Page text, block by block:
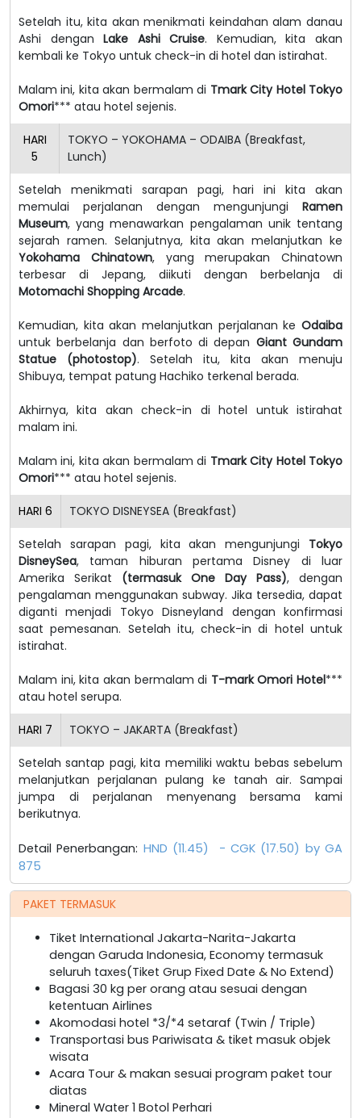
Setelah itu, kita akan menikmati keindahan alam danau
Ashi denganLake Ashi Cruise. Kemudian, kita akan
kembali ke Tokyo untuk check-in di hotel dan istirahat.
Malam ini, kita akan bermalam di Tmark City Hotel Tokyo
Omori*** atau hotel sejenis.
HARI
5
TOKYO – YOKOHAMA – ODAIBA (Breakfast,
Lunch)
Setelah menikmati sarapan pagi, hari ini kita akan
memulai perjalanan dengan mengunjungi Ramen
Museum, yang menawarkan pengalaman unik tentang
sejarah ramen. Selanjutnya, kita akan melanjutkan ke
Yokohama Chinatown, yang merupakan Chinatown
terbesar di Jepang, diikuti dengan berbelanja di
Motomachi Shopping Arcade.
Kemudian, kita akan melanjutkan perjalanan ke Odaiba
untuk berbelanja dan berfoto di depan Giant Gundam
Statue
(photostop). Setelah itu, kita akan menuju
Shibuya, tempat patung Hachiko terkenal berada.
Akhirnya, kita akan check-in di hotel untuk istirahat
malam ini.
Malam ini, kita akan bermalam di Tmark City Hotel Tokyo
Omori*** atau hotel sejenis.
HARI 6 TOKYO DISNEYSEA (Breakfast)
Setelah sarapan pagi, kita akan mengunjungi Tokyo
DisneySea, taman hiburan pertama Disney di luar
Amerika Serikat (termasuk One Day Pass), dengan
pengalaman menggunakan subway. Jika tersedia, dapat
diganti menjadi Tokyo Disneyland dengan konfirmasi
saat pemesanan. Setelah itu, check-in di hotel untuk
istirahat.
Malam ini, kita akan bermalam di T-mark Omori Hotel***
atau hotel serupa.
HARI 7 TOKYO – JAKARTA (Breakfast)
Setelah santap pagi, kita memiliki waktu bebas sebelum
melanjutkan perjalanan pulang ke tanah air. Sampai
jumpa di perjalanan menyenang bersama kami
berikutnya.
Detail Penerbangan: HND (11.45) - CGK (17.50) by GA
875
PAKET TERMASUK
Tiket International Jakarta-Narita-Jakarta
dengan Garuda Indonesia, Economy termasuk
seluruh taxes(Tiket Grup Fixed Date & No Extend)
Bagasi 30 kg per orang atau sesuai dengan
ketentuan Airlines
Akomodasi hotel *3/*4 setaraf (Twin / Triple)
Transportasi bus Pariwisata & tiket masuk objek
wisata
Acara Tour & makan sesuai program paket tour
diatas
Mineral Water 1 Botol Perhari